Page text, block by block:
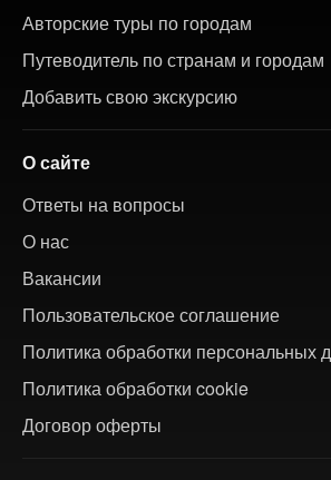
Авторские туры по городам
Путеводитель по странам и городам
Добавить свою экскурсию
О сайте
Ответы на вопросы
О нас
Вакансии
Пользовательское соглашение
Политика обработки персональных
Политика обработки cookie
Договор оферты